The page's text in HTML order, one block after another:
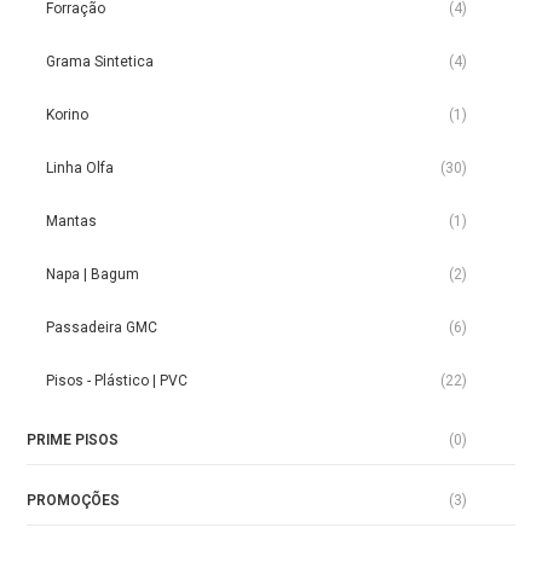
Forração (4)
Grama Sintetica (4)
Korino (1)
Linha Olfa (30)
Mantas (1)
Napa | Bagum (2)
Passadeira GMC (6)
Pisos - Plástico | PVC (22)
PRIME PISOS (0)
PROMOÇÕES (3)